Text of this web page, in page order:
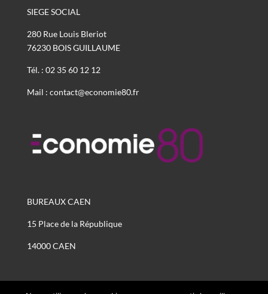
SIEGE SOCIAL
280 Rue Louis Bleriot
76230 BOIS GUILLAUME
Tél. : 02 35 60 12 12
Mail : contact@economie80.fr
BUREAUX CAEN
15 Place de la République
14000 CAEN